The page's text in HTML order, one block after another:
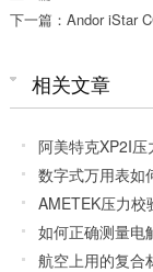
下一篇：Andor iStar
相关文章
阿美特克XP2I
数字式万用表如
AMETEK压力校
如何正确测量电
航空上用的复合